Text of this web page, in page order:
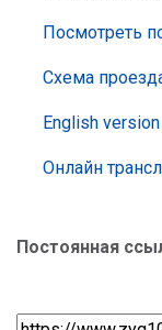
Посмотреть
Схема
English version
Онлайн
Постоянная